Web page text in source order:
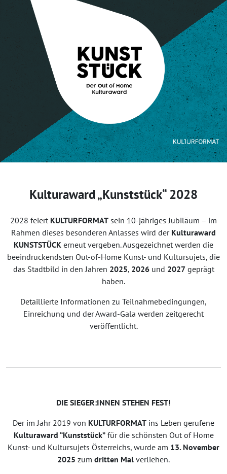
Kulturaward „Kunststück“ 2028
2028 feiert KULTURFORMAT sein 10-jähriges Jubiläum – im
Rahmen dieses besonderen Anlasses wird der Kulturaward
KUNSTSTÜCK erneut vergeben. Ausgezeichnet werden die
beeindruckendsten Out-of-Home Kunst- und Kultursujets, die
das Stadtbild in den Jahren 2025, 2026und 2027geprägt
haben.
Detaillierte Informationen zu Teilnahmebedingungen,
Einreichung und der Award-Gala werden zeitgerecht
veröffentlicht.
DIE SIEGER:INNEN STEHEN FEST!
Der im Jahr 2019 von KULTURFORMAT ins Leben gerufene
Kulturaward “Kunststück”für die schönsten Out of Home
Kunst- und Kultursujets Österreichs, wurde am 13. November
2025 zum dritten Mal verliehen.